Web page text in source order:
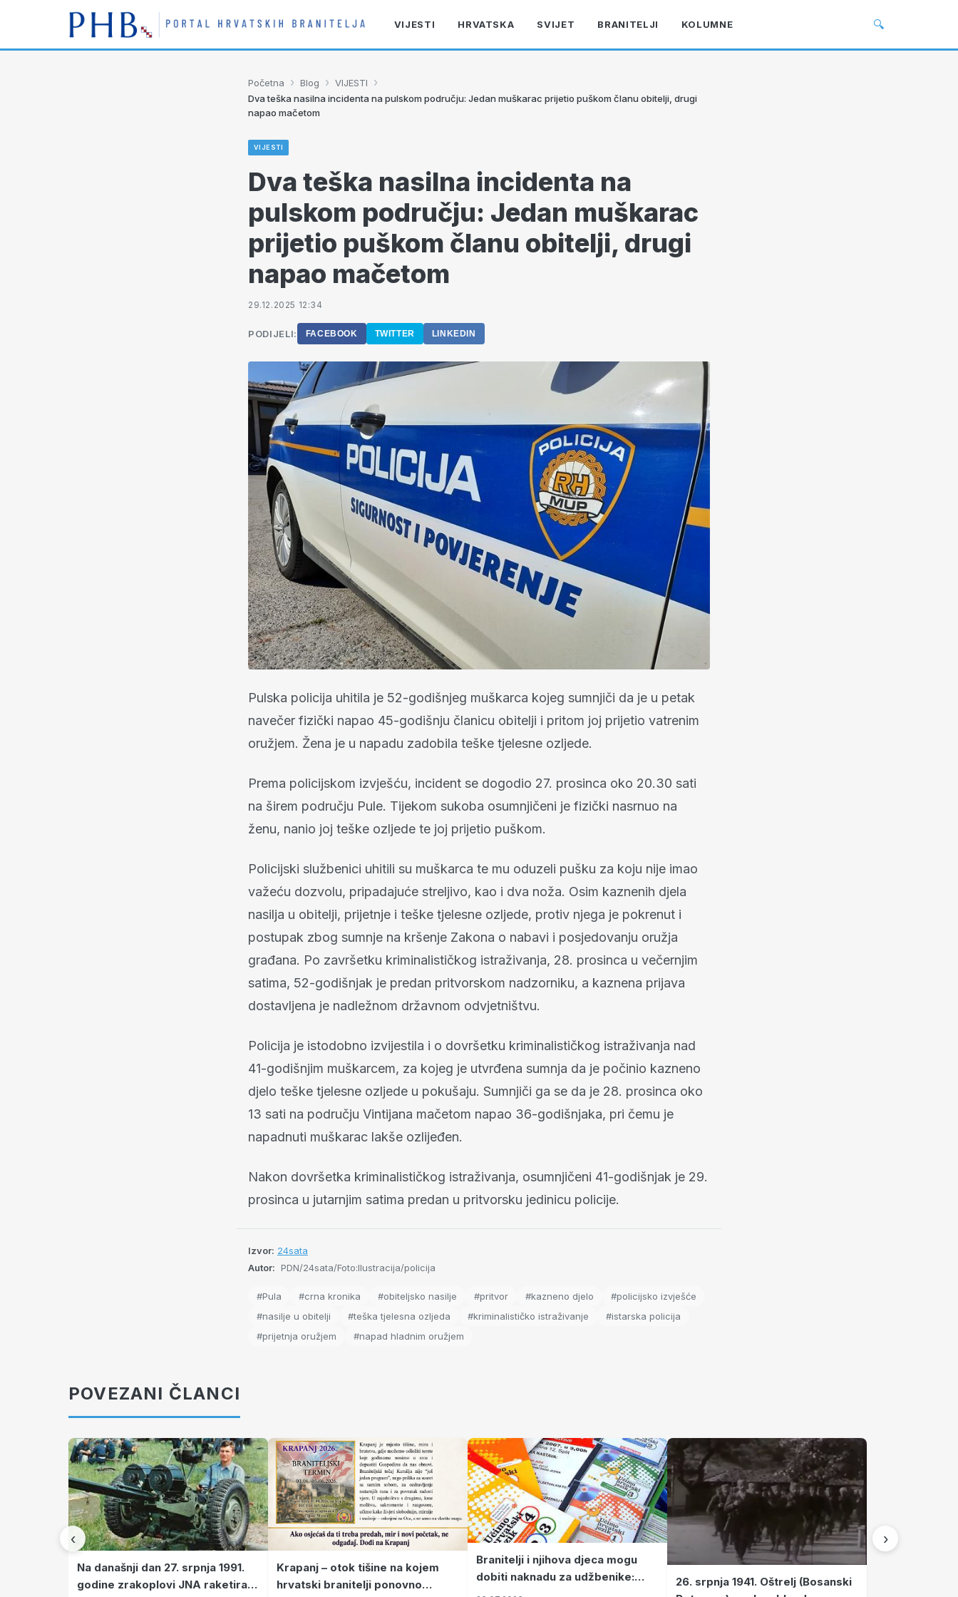
VIJESTI HRVATSKA SVIJET BRANITELJI KOLUMNE 🔍
Početna › Blog › VIJESTI ›
Dva teška nasilna incidenta na pulskom području: Jedan muškarac prijetio puškom članu obitelji, drugi
napao mačetom
VIJESTI
Dva teška nasilna incidenta na
pulskom području: Jedan muškarac
prijetio puškom članu obitelji, drugi
napao mačetom
29.12.2025 12:34
PODIJELI: FACEBOOK TWITTER LINKEDIN
Pulska policija uhitila je 52-godišnjeg muškarca kojeg sumnjiči da je u petak
navečer fizički napao 45-godišnju članicu obitelji i pritom joj prijetio vatrenim
oružjem. Žena je u napadu zadobila teške tjelesne ozljede.
Prema policijskom izvješću, incident se dogodio 27. prosinca oko 20.30 sati
na širem području Pule. Tijekom sukoba osumnjičeni je fizički nasrnuo na
ženu, nanio joj teške ozljede te joj prijetio puškom.
Policijski službenici uhitili su muškarca te mu oduzeli pušku za koju nije imao
važeću dozvolu, pripadajuće streljivo, kao i dva noža. Osim kaznenih djela
nasilja u obitelji, prijetnje i teške tjelesne ozljede, protiv njega je pokrenut i
postupak zbog sumnje na kršenje Zakona o nabavi i posjedovanju oružja
građana. Po završetku kriminalističkog istraživanja, 28. prosinca u večernjim
satima, 52-godišnjak je predan pritvorskom nadzorniku, a kaznena prijava
dostavljena je nadležnom državnom odvjetništvu.
Policija je istodobno izvijestila i o dovršetku kriminalističkog istraživanja nad
41-godišnjim muškarcem, za kojeg je utvrđena sumnja da je počinio kazneno
djelo teške tjelesne ozljede u pokušaju. Sumnjiči ga se da je 28. prosinca oko
13 sati na području Vintijana mačetom napao 36-godišnjaka, pri čemu je
napadnuti muškarac lakše ozlijeđen.
Nakon dovršetka kriminalističkog istraživanja, osumnjičeni 41-godišnjak je 29.
prosinca u jutarnjim satima predan u pritvorsku jedinicu policije.
Izvor: 24sata
Autor: PDN/24sata/Foto:Ilustracija/policija
#Pula #crna kronika #obiteljsko nasilje #pritvor #kazneno djelo
#policijsko izvješće
#nasilje u obitelji
#teška tjelesna ozljeda #kriminalističko istraživanje
#istarska policija
#prijetnja oružjem
#napad hladnim oružjem
POVEZANI ČLANCI
‹
Na današnji dan 27. srpnja 1991.
godine zrakoplovi JNA raketirali
Krapanj – otok tišine na kojem
hrvatski branitelji ponovno
Branitelji i njihova djeca mogu
dobiti naknadu za udžbenike:
zahtjevi se podnose do 31.
26. srpnja 1941. Oštrelj (Bosanski
›